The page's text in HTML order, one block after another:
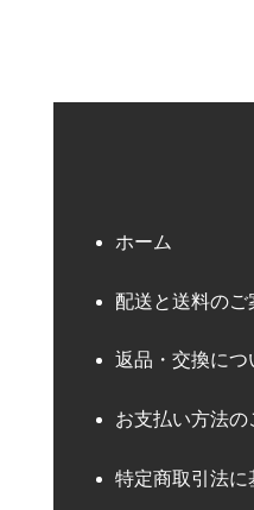
ホーム
配送と送料のご
返品・交換につ
お支払い方法の
特定商取引法に